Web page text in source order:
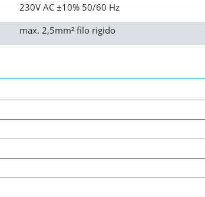
230V AC ±10% 50/60 Hz
max. 2,5mm² filo rigido